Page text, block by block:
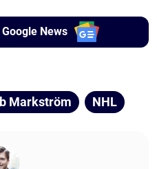
News
Markström NHL